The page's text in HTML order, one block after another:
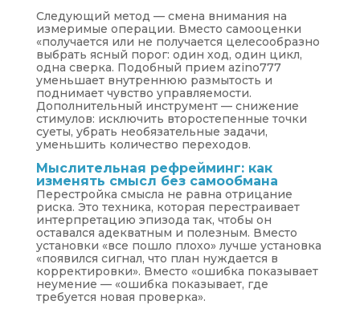
Следующий метод — смена внимания на
измеримые операции. Вместо самооценки
«получается или не получается целесообразно
выбрать ясный порог: один ход, один цикл,
одна сверка. Подобный прием azino777
уменьшает внутреннюю размытость и
поднимает чувство управляемости.
Дополнительный инструмент — снижение
стимулов: исключить второстепенные точки
суеты, убрать необязательные задачи,
уменьшить количество переходов.
Мыслительная рефрейминг: как
изменять смысл без самообмана
Перестройка смысла не равна отрицание
риска. Это техника, которая перестраивает
интерпретацию эпизода так, чтобы он
оставался адекватным и полезным. Вместо
установки «все пошло плохо» лучше установка
«появился сигнал, что план нуждается в
корректировки». Вместо «ошибка показывает
неумение — «ошибка показывает, где
требуется новая проверка».